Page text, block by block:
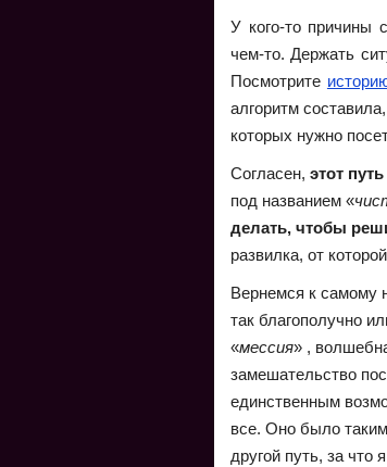
У кого-то причины
чем-то. Держать
Посмотрите
алгоритм
которых нужно
Согласен, этот
под названием «
делать, чтобы
развилка, от
Вернемся к самому
так благополучно
«мессия» ,
замешательство
единственным
все. Оно было
другой путь, за что